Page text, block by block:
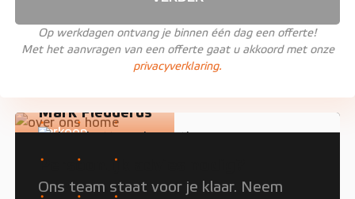
Op werkdagen ontvang je binnen één dag een offerte!
Met het aanvragen van een offerte gaat u akkoord met onze
privacyverklaring.
Mark Fledderus
Verkoop
Persoonlijk advies nodig?
Ons team staat voor je klaar. Neem